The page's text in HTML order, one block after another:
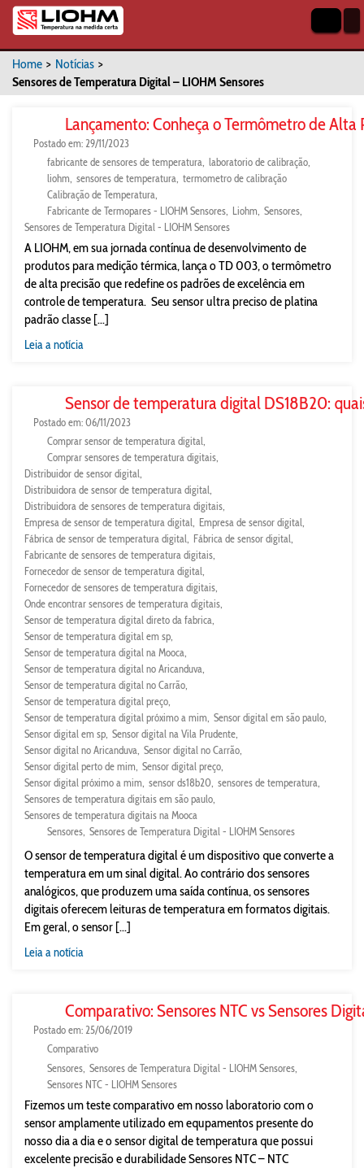
Home > Notícias >
Sensores de Temperatura Digital – LIOHM Sensores
Lançamento: Conheça o Termômetro de Alta
Postado em: 29/11/2023
fabricante de sensores de temperatura laboratorio de calibração
liohm sensores de temperatura termometro de calibração
Calibração de Temperatura
Fabricante de Termopares - LIOHM Sensores Liohm Sensores
Sensores de Temperatura Digital - LIOHM Sensores
A LIOHM, em sua jornada contínua de desenvolvimento de
produtos para medição térmica, lança o TD 003, o termômetro
de alta precisão que redefine os padrões de excelência em
controle de temperatura. Seu sensor ultra preciso de platina
padrão classe [...]
Leia a notícia
Sensor de temperatura digital DS18B20:
Postado em: 06/11/2023
Comprar sensor de temperatura digital
Comprar sensores de temperatura digitais
Distribuidor de sensor digital
Distribuidora de sensor de temperatura digital
Distribuidora de sensores de temperatura digitais
Empresa de sensor de temperatura digital
Empresa de sensor digital
Fábrica de sensor de temperatura digital
Fábrica de sensor digital
Fabricante de sensores de temperatura digitais
Fornecedor de sensor de temperatura digital
Fornecedor de sensores de temperatura digitais
Onde encontrar sensores de temperatura digitais
Sensor de temperatura digital direto da fabrica
Sensor de temperatura digital em sp
Sensor de temperatura digital na Mooca
Sensor de temperatura digital no Aricanduva
Sensor de temperatura digital no Carrão
Sensor de temperatura digital preço
Sensor de temperatura digital próximo a mim Sensor digital em são paulo
Sensor digital em sp Sensor digital na Vila Prudente
Sensor digital no Aricanduva Sensor digital no Carrão
Sensor digital perto de mim Sensor digital preço
Sensor digital próximo a mim sensor ds18b20 sensores de temperatura
Sensores de temperatura digitais em são paulo
Sensores de temperatura digitais na Mooca
Sensores Sensores de Temperatura Digital - LIOHM Sensores
O sensor de temperatura digital é um dispositivo que converte a
temperatura em um sinal digital. Ao contrário dos sensores
analógicos, que produzem uma saída contínua, os sensores
digitais oferecem leituras de temperatura em formatos digitais.
Em geral, o sensor [...]
Leia a notícia
Comparativo: Sensores NTC vs Sensores
Postado em: 25/06/2019
Comparativo
Sensores Sensores de Temperatura Digital - LIOHM Sensores
Sensores NTC - LIOHM Sensores
Fizemos um teste comparativo em nosso laboratorio com o
sensor amplamente utilizado em equpamentos presente do
nosso dia a dia e o sensor digital de temperatura que possui
excelente precisão e durabilidade Sensores NTC – NTC